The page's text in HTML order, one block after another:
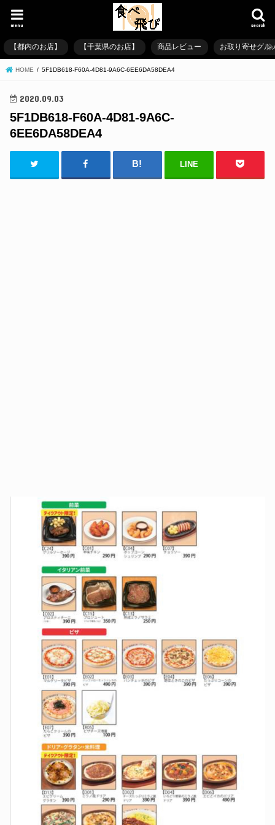
search
menu
【都内のお店】 【千葉県のお店】 商品レビュー お取り寄せグル
HOME 5F1DB618-F60A-4D81-9A6C-6EE6DA58DEA4
2020.09.03
5F1DB618-F60A-4D81-9A6C-
6EE6DA58DEA4
LINE